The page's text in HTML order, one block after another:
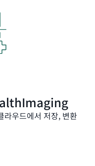
라우드에서 저장, 변환